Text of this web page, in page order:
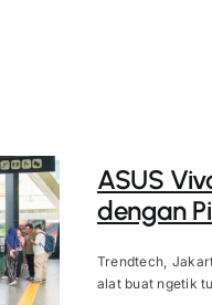
ASUS
dengan
Trendtech,
alat buat ngetik